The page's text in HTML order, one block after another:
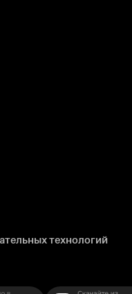
технологий